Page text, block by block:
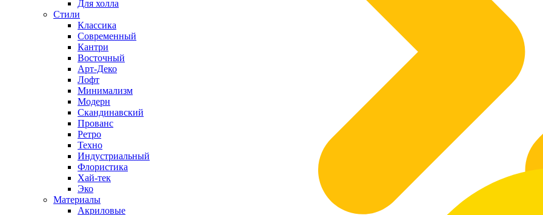
Для холла
Стили
Классика
Современный
Кантри
Восточный
Арт-Деко
Лофт
Минимализм
Модерн
Скандинавский
Прованс
Ретро
Техно
Индустриальный
Флористика
Хай-тек
Эко
Материалы
Акриловые